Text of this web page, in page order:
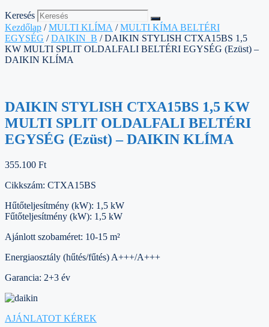
Keresés
Kezdőlap /MULTI KLÍMA /MULTI KÍMA BELTÉRI
EGYSÉG /DAIKIN_B / DAIKIN STYLISH CTXA15BS 1,5
KW MULTI SPLIT OLDALFALI BELTÉRI EGYSÉG (Ezüst) –
DAIKIN KLÍMA
DAIKIN STYLISH CTXA15BS 1,5 KW
MULTI SPLIT OLDALFALI BELTÉRI
EGYSÉG (Ezüst) – DAIKIN KLÍMA
355.100 Ft
Cikkszám: CTXA15BS
Hűtőteljesítmény (kW): 1,5 kW
Fűtőteljesítmény (kW): 1,5 kW
Ajánlott szobaméret: 10-15 m²
Energiaosztály (hűtés/fűtés) A+++/A+++
Garancia: 2+3 év
AJÁNLATOT KÉREK